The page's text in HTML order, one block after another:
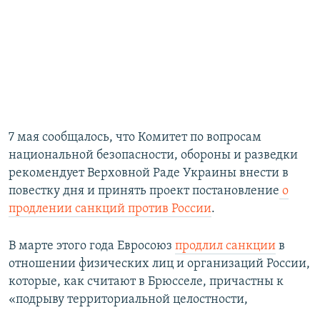
7 мая сообщалось, что Комитет по вопросам
национальной безопасности, обороны и разведки
рекомендует Верховной Раде Украины внести в
повестку дня и принять проект постановление о
продлении санкций против России.
В марте этого года Евросоюз продлил санкции в
отношении физических лиц и организаций России,
которые, как считают в Брюсселе, причастны к
«подрыву территориальной целостности,